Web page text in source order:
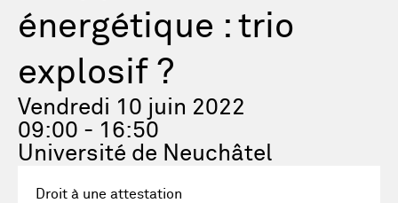
énergétique : trio
explosif ?
Vendredi 10 juin 2022
09:00 - 16:50
Université de Neuchâtel
Droit à une attestation